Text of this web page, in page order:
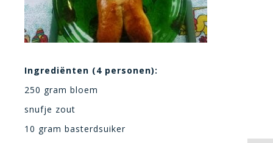
Ingrediënten (4 personen):
250 gram bloem
snufje zout
10 gram basterdsuiker